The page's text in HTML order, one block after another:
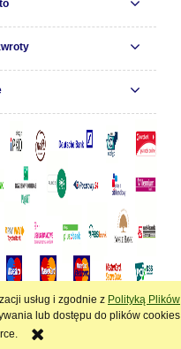
usług i zgodnie z Polityką Plików
lub dostępu do plików cookies
strony